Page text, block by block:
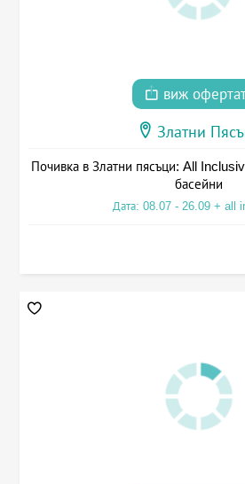
виж
Златни
Почивка в Златни пясъци: All
басейни
Дата: 08.07 - 26.09 + all